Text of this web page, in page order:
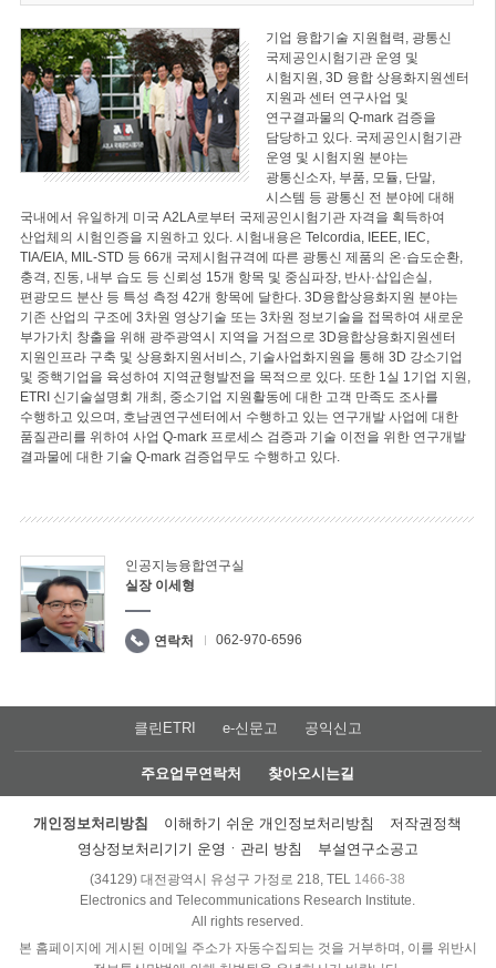
기업 융합기술 지원협력, 광통신
국제공인시험기관 운영 및
시험지원, 3D 융합 상용화지원센터
지원과 센터 연구사업 및
연구결과물의 Q-mark 검증을
담당하고 있다. 국제공인시험기관
운영 및 시험지원 분야는
광통신소자, 부품, 모듈, 단말,
시스템 등 광통신 전 분야에 대해
국내에서 유일하게 미국 A2LA로부터 국제공인시험기관 자격을 획득하여
산업체의 시험인증을 지원하고 있다. 시험내용은 Telcordia, IEEE, IEC,
TIA/EIA, MIL-STD 등 66개 국제시험규격에 따른 광통신 제품의 온·습도순환,
충격, 진동, 내부 습도 등 신뢰성 15개 항목 및 중심파장, 반사·삽입손실,
편광모드 분산 등 특성 측정 42개 항목에 달한다. 3D융합상용화지원 분야는
기존 산업의 구조에 3차원 영상기술 또는 3차원 정보기술을 접목하여 새로운
부가가치 창출을 위해 광주광역시 지역을 거점으로 3D융합상용화지원센터
지원인프라 구축 및 상용화지원서비스, 기술사업화지원을 통해 3D 강소기업
및 중핵기업을 육성하여 지역균형발전을 목적으로 있다. 또한 1실 1기업 지원,
ETRI 신기술설명회 개최, 중소기업 지원활동에 대한 고객 만족도 조사를
수행하고 있으며, 호남권연구센터에서 수행하고 있는 연구개발 사업에 대한
품질관리를 위하여 사업 Q-mark 프로세스 검증과 기술 이전을 위한 연구개발
결과물에 대한 기술 Q-mark 검증업무도 수행하고 있다.
인공지능융합연구실
실장 이세형
연락처 062-970-6596
클린ETRI e-신문고 공익신고
주요업무연락처 찾아오시는길
개인정보처리방침 이해하기 쉬운 개인정보처리방침
저작권정책
영상정보처리기기 운영ㆍ관리 방침
부설연구소공고
(34129) 대전광역시 유성구 가정로 218, TEL 1466-38
Electronics and Telecommunications Research Institute.
All rights reserved.
본 홈페이지에 게시된 이메일 주소가 자동수집되는 것을 거부하며, 이를 위반시